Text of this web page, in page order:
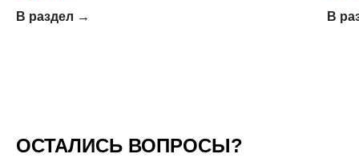
В раздел → В
ОСТАЛИСЬ ВОПРОСЫ?